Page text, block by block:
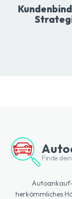
Finde
herkömmliches